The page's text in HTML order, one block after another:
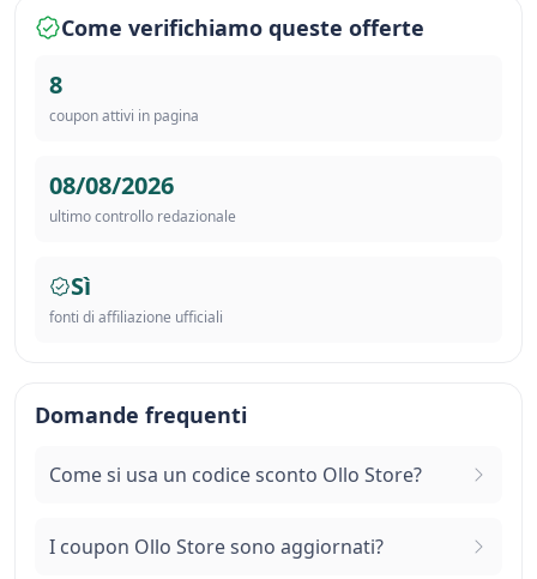
Come verifichiamo queste offerte
8
coupon attivi in pagina
08/08/2026
ultimo controllo redazionale
Sì
fonti di affiliazione ufficiali
Domande frequenti
Come si usa un codice sconto Ollo Store?
I coupon Ollo Store sono aggiornati?